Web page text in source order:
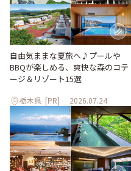
自由気ままな夏旅へ♪プールや
BBQが楽しめる、爽快な森のコテ
ージ＆リゾート15選
栃木県 [PR] 2026.07.24